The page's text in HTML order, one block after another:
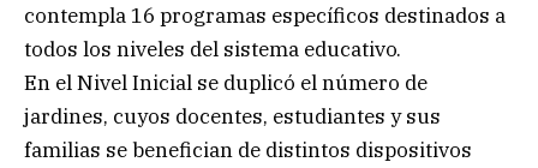
contempla 16 programas específicos destinados a
todos los niveles del sistema educativo.
En el Nivel Inicial se duplicó el número de
jardines, cuyos docentes, estudiantes y sus
familias se benefician de distintos dispositivos